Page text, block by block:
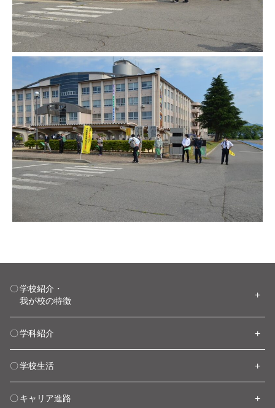
学校紹介・
我が校の特徴
学科紹介
学校生活
キャリア進路